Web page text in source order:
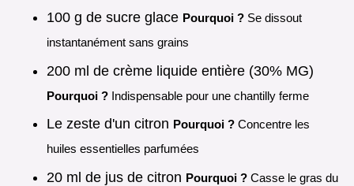
100 g de sucre glace Pourquoi ? Se dissout
instantanément sans grains
200 ml de crème liquide entière (30% MG)
Pourquoi ? Indispensable pour une chantilly ferme
Le zeste d'un citron Pourquoi ? Concentre les
huiles essentielles parfumées
20 ml de jus de citron Pourquoi ? Casse le gras du